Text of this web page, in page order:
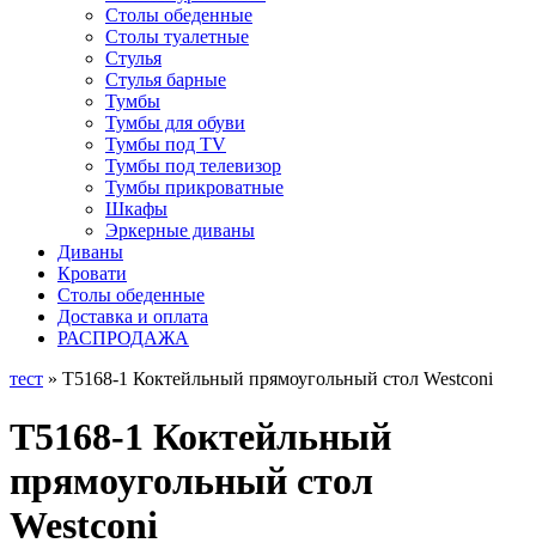
Столы обеденные
Столы туалетные
Стулья
Стулья барные
Тумбы
Тумбы для обуви
Тумбы под TV
Тумбы под телевизор
Тумбы прикроватные
Шкафы
Эркерные диваны
Диваны
Кровати
Столы обеденные
Доставка и оплата
РАСПРОДАЖА
тест » T5168-1 Коктейльный прямоугольный стол Westconi
T5168-1 Коктейльный
прямоугольный стол
Westconi